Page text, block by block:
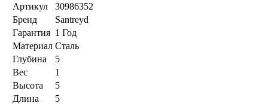
Артикул
30986352
Бренд
Santreyd
Гарантия 1 Год
Материал Сталь
Глубина
5
Вес
1
Высота
5
Длина
5